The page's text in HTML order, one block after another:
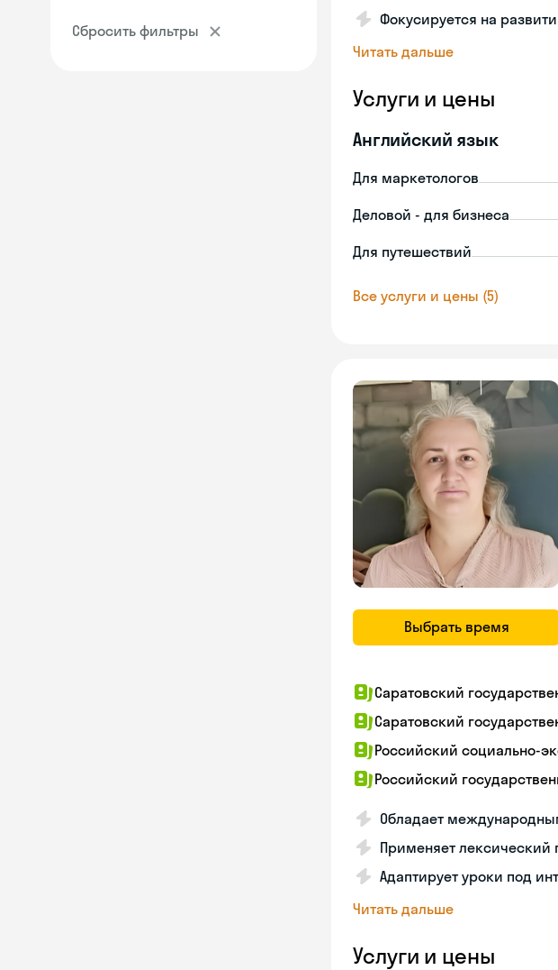
Сбросить фильтры
Фокусируется на
Читать дальше
Услуги и цены
Английский язык
Для маркетологов
Деловой - для бизнеса
Для путешествий
Все услуги и цены (5)
Выбрать время
Саратовский
Саратовский
Российский социально-
Российский
Обладает
Применяет лексический
Адаптирует уроки под
Читать дальше
Услуги и цены